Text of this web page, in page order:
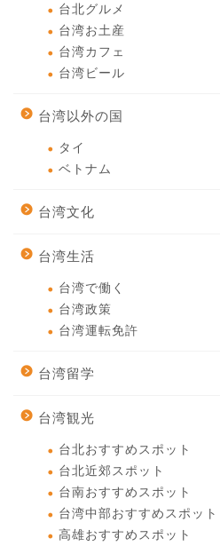
台北グルメ
台湾お土産
台湾カフェ
台湾ビール
台湾以外の国
タイ
ベトナム
台湾文化
台湾生活
台湾で働く
台湾政策
台湾運転免許
台湾留学
台湾観光
台北おすすめスポット
台北近郊スポット
台南おすすめスポット
台湾中部おすすめスポット
高雄おすすめスポット